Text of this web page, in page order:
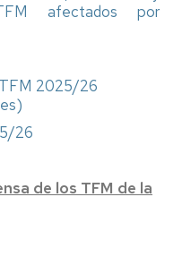
afectados por
TFM 2025/26
26
de los TFM de la